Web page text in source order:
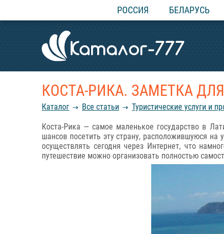
РОССИЯ БЕЛАРУСЬ
КОСТА-РИКА. ЗАМЕТКА
Каталог Все статьи Туристические услуги и
Коста-Рика — самое маленькое государство в
шансов посетить эту страну, расположившуюся
осуществлять сегодня через Интернет, что
путешествие можно организовать полностью